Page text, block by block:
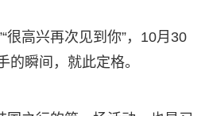
很高兴再次见到你”，10月30
的瞬间，就此定格。